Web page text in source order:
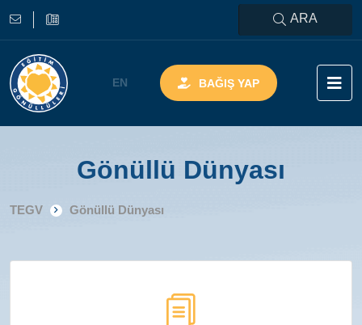
ARA
EN BAĞIŞ YAP
Gönüllü Dünyası
TEGV Gönüllü Dünyası